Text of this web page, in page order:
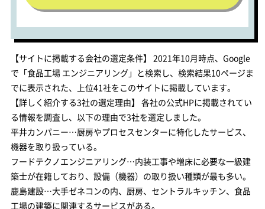
【サイトに掲載する会社の選定条件】 2021年10月時点、Google
で「食品工場 エンジニアリング」と検索し、検索結果10ページま
でに表示された、上位41社をこのサイトに掲載しています。
【詳しく紹介する3社の選定理由】 各社の公式HPに掲載されてい
る情報を調査し、以下の理由で3社を選定しました。
平井カンパニー…厨房やプロセスセンターに特化したサービス、
機器を取り扱っている。
フードテクノエンジニアリング…内装工事や増床に必要な一級建
築士が在籍しており、設備（機器）の取り扱い種類が最も多い。
鹿島建設…大手ゼネコンの内、厨房、セントラルキッチン、食品
工場の建築に関連するサービスがある。